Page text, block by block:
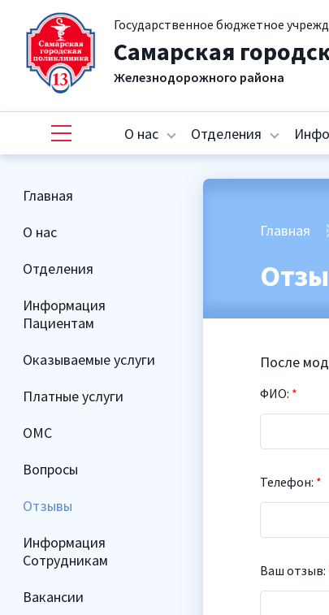
Государственное бюджетное
Самарская
Железнодорожного района
О нас Отделения
Главная
О нас
Отделения
Информация
Пациентам
Оказываемые услуги
Платные услуги
ОМС
Вопросы
Отзывы
Информация
Сотрудникам
Вакансии
Главная
После
ФИО: *
Телефон: *
Ваш отзыв: